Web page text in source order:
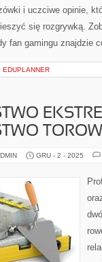
i uczciwe opinie,
się rozgrywką.
fan gamingu znajdzie
EDUPLANNER
GRU - 2 - 2025